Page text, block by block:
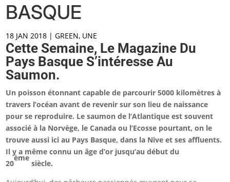
BASQUE
18 JAN 2018 |GREEN, UNE
Cette Semaine, Le Magazine Du
Pays Basque S’intéresse Au
Saumon.
Un poisson étonnant capable de parcourir 5000 kilomètres à
travers l’océan avant de revenir sur son lieu de naissance
pour se reproduire. Le saumon de l’Atlantique est souvent
associé à la Norvège, le Canada ou l’Ecosse pourtant, on le
trouve aussi ici au Pays Basque, dans la Nive et ses affluents.
Il y a même connu un âge d’or jusqu’au début du
20
ème
siècle.